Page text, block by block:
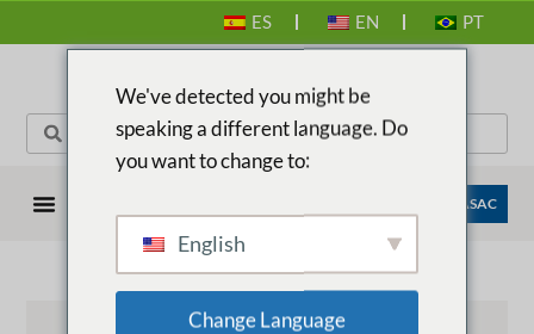
ES EN PT
EMPRESAS ANASAC
We've detected you might be
speaking a different language. Do
you want to change to:
English
Change Language